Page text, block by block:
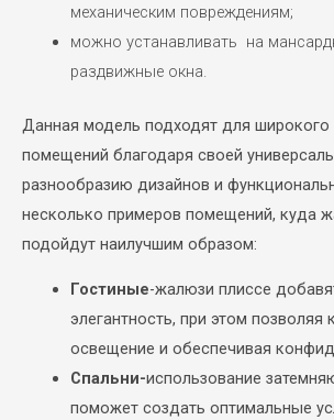
механическим повреждениям;
можно устанавливать на
раздвижные окна.
Данная модель подходят для широкого
помещений благодаря своей
разнообразию дизайнов и
несколько примеров помещений, куда
подойдут наилучшим образом:
Гостиные-жалюзи плиссе
элегантность, при этом позволяя
освещение и обеспечивая
Спальни-использование
поможет создать оптимальные